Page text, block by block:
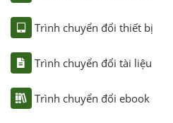
Trình chuyển đổi thiết bị
Trình chuyển đổi tài liệu
Trình chuyển đổi ebook